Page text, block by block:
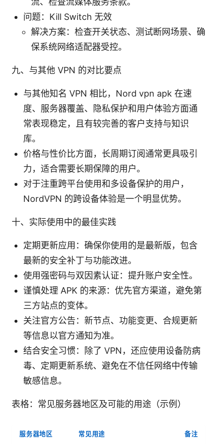
问题：Kill Switch 无效
解决方案：检查开关状态、测试断网场景、确
保系统网络适配器受控。
九、与其他 VPN 的对比要点
与其他知名 VPN 相比，Nord vpn apk 在速
度、服务器覆盖、隐私保护和用户体验方面通
常表现稳定，且有较完善的客户支持与知识
库。
价格与性价比方面，长周期订阅通常更具吸引
力，适合需要长期保障的用户。
对于注重跨平台使用和多设备保护的用户，
NordVPN 的跨设备体验是一个明显优势。
十、实际使用中的最佳实践
定期更新应用：确保你使用的是最新版，包含
最新的安全补丁与功能改进。
使用强密码与双因素认证：提升账户安全性。
谨慎处理 APK 的来源：优先官方渠道，避免第
三方站点的变体。
关注官方公告：新节点、功能变更、合规更新
等信息以官方通知为准。
结合安全习惯：除了 VPN，还应使用设备防病
毒、定期更新系统、避免在不信任网络中传输
敏感信息。
表格：常见服务器地区及可能的用途（示例）
服务器地区 常见用途 备注